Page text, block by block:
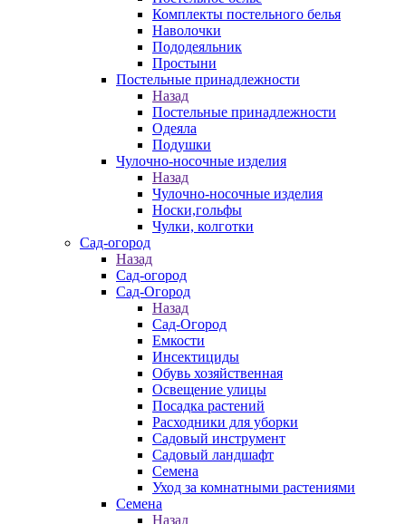
Комплекты постельного белья
Наволочки
Пододеяльник
Простыни
Постельные принадлежности
Назад
Постельные принадлежности
Одеяла
Подушки
Чулочно-носочные изделия
Назад
Чулочно-носочные изделия
Носки,гольфы
Чулки, колготки
Сад-огород
Назад
Сад-огород
Сад-Огород
Назад
Сад-Огород
Емкости
Инсектициды
Обувь хозяйственная
Освещение улицы
Посадка растений
Расходники для уборки
Садовый инструмент
Садовый ландшафт
Семена
Уход за комнатными растениями
Семена
Назад